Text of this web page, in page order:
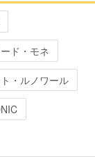
ド・モネ
・ルノワール